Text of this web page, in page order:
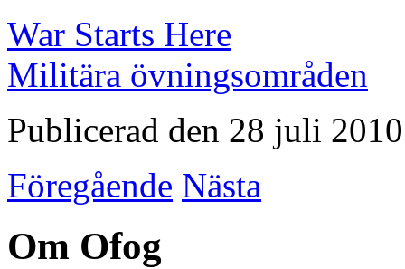
War Starts Here
Militära övningsområden
Publicerad den 28 juli 2010
Föregående Nästa
Om Ofog